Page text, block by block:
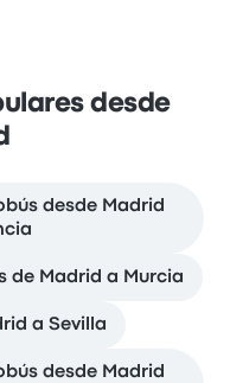
desde
desde Madrid
de Madrid a Murcia
a Sevilla
desde Madrid